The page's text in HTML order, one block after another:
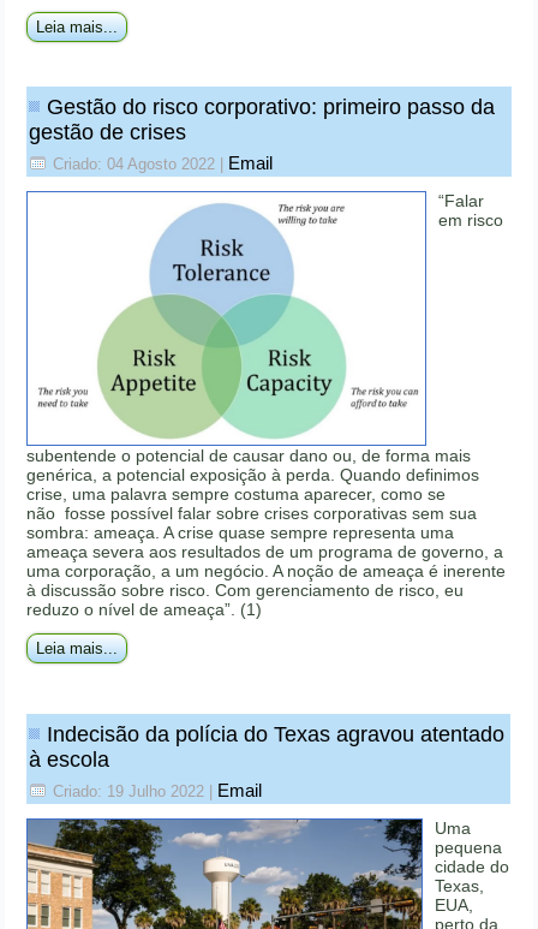
Leia mais...
Gestão do risco corporativo: primeiro passo da
gestão de crises
Criado: 04 Agosto 2022 Email
“Falar
em risco
subentende o potencial de causar dano ou, de forma mais
genérica, a potencial exposição à perda. Quando definimos
crise, uma palavra sempre costuma aparecer, como se
não fosse possível falar sobre crises corporativas sem sua
sombra: ameaça. A crise quase sempre representa uma
ameaça severa aos resultados de um programa de governo, a
uma corporação, a um negócio. A noção de ameaça é inerente
à discussão sobre risco. Com gerenciamento de risco, eu
reduzo o nível de ameaça”. (1)
Leia mais...
Indecisão da polícia do Texas agravou atentado
à escola
Criado: 19 Julho 2022 Email
Uma
pequena
cidade do
Texas,
EUA,
perto da